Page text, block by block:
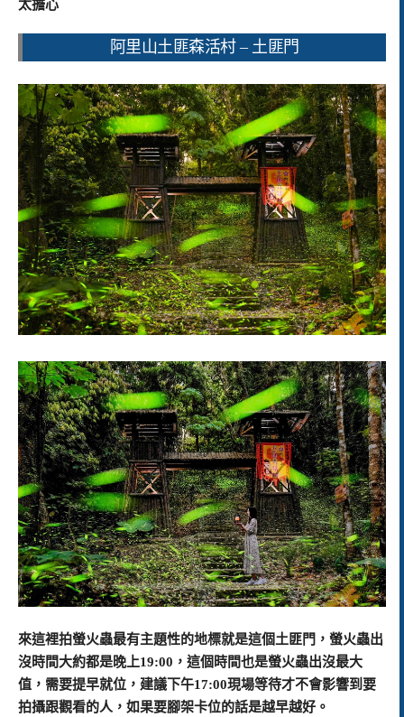
太擔心
阿里山土匪森活村 – 土匪門
來這裡拍螢火蟲最有主題性的地標就是這個土匪門，螢火蟲出
沒時間大約都是晚上19:00，這個時間也是螢火蟲出沒最大
值，需要提早就位，建議下午17:00現場等待才不會影響到要
拍攝跟觀看的人，如果要腳架卡位的話是越早越好。